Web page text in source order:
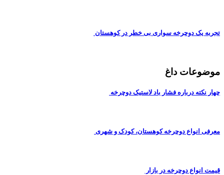
تجربه یک دوچرخه سواری بی خطر در کوهستان
موضوعات داغ
چهار نکته درباره فشار باد لاستیک دوچرخه
معرفی انواع دوچرخه کوهستان، کودک و شهری
قیمت انواع دوچرخه در بازار